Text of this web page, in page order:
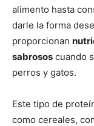
alimento hasta
darle la forma
proporcionan
sabrosos cuando
perros y gatos.
Este tipo de
como cereales,